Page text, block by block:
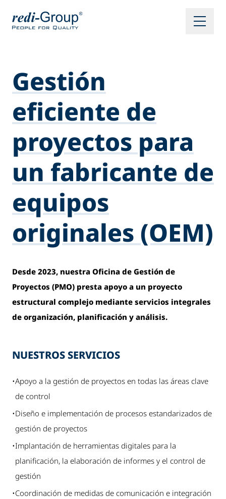
Gestión
eficiente de
proyectos para
un fabricante de
equipos
originales (OEM)
Desde 2023, nuestra Oficina de Gestión de
Proyectos (PMO) presta apoyo a un proyecto
estructural complejo mediante servicios integrales
de organización, planificación y análisis.
NUESTROS SERVICIOS
•Apoyo a la gestión de proyectos en todas las áreas clave
de control
•Diseño e implementación de procesos estandarizados de
gestión de proyectos
•Implantación de herramientas digitales para la
planificación, la elaboración de informes y el control de
gestión
•Coordinación de medidas de comunicación e integración